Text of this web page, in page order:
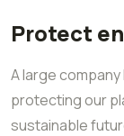
Protect
A large
protecting our
sustainable